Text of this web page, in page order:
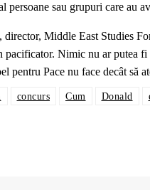
persoane sau grupuri care au
director, Middle East Studies
Nimic nu ar putea fi
pentru Pace nu face decât să
concurs Cum Donald